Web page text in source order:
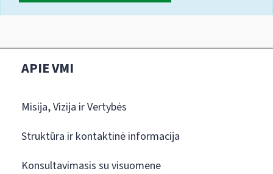
APIE VMI
Misija, Vizija ir Vertybės
Struktūra ir kontaktinė informacija
Konsultavimasis su visuomene